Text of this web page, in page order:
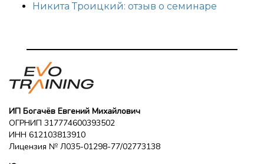
Никита Троицкий: отзыв о семинаре
ИП Богачёв Евгений Михайлович
ОГРНИП 317774600393502
ИНН 612103813910
Лицензия № Л035-01298-77/02773138